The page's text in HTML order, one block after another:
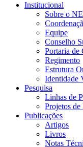
Institucional
Sobre o
Equipe
Conselho
Portaria de
Regimento
Estrutura
Identidade
Pesquisa
Linhas de
Projetos de
Publicações
Artigos
Livros
Notas